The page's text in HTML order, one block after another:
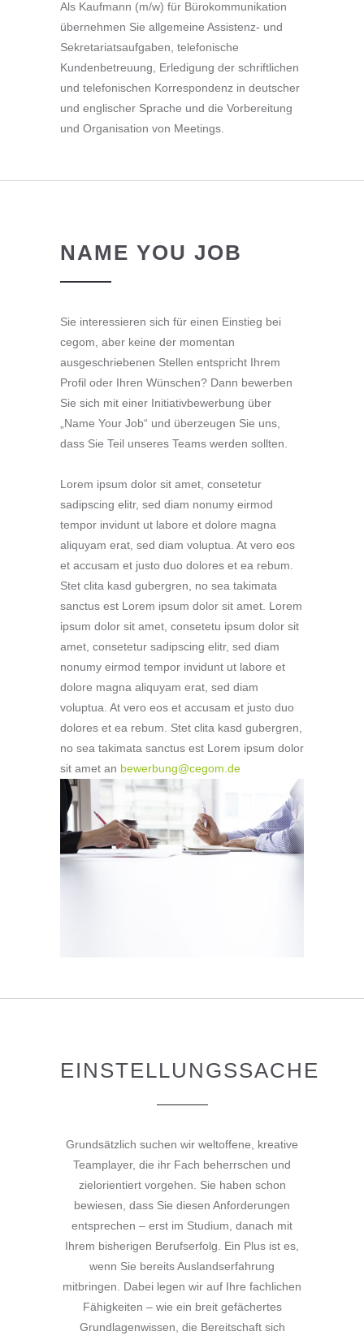
Als Kaufmann (m/w) für Bürokommunikation
übernehmen Sie allgemeine Assistenz- und
Sekretariatsaufgaben, telefonische
Kundenbetreuung, Erledigung der schriftlichen
und telefonischen Korrespondenz in deutscher
und englischer Sprache und die Vorbereitung
und Organisation von Meetings.
NAME YOU JOB
Sie interessieren sich für einen Einstieg bei
cegom, aber keine der momentan
ausgeschriebenen Stellen entspricht Ihrem
Profil oder Ihren Wünschen? Dann bewerben
Sie sich mit einer Initiativbewerbung über
„Name Your Job“ und überzeugen Sie uns,
dass Sie Teil unseres Teams werden sollten.
Lorem ipsum dolor sit amet, consetetur
sadipscing elitr, sed diam nonumy eirmod
tempor invidunt ut labore et dolore magna
aliquyam erat, sed diam voluptua. At vero eos
et accusam et justo duo dolores et ea rebum.
Stet clita kasd gubergren, no sea takimata
sanctus est Lorem ipsum dolor sit amet. Lorem
ipsum dolor sit amet, consetetu ipsum dolor sit
amet, consetetur sadipscing elitr, sed diam
nonumy eirmod tempor invidunt ut labore et
dolore magna aliquyam erat, sed diam
voluptua. At vero eos et accusam et justo duo
dolores et ea rebum. Stet clita kasd gubergren,
no sea takimata sanctus est Lorem ipsum dolor
sit amet an bewerbung@cegom.de
EINSTELLUNGSSACHE
Grundsätzlich suchen wir weltoffene, kreative
Teamplayer, die ihr Fach beherrschen und
zielorientiert vorgehen. Sie haben schon
bewiesen, dass Sie diesen Anforderungen
entsprechen – erst im Studium, danach mit
Ihrem bisherigen Berufserfolg. Ein Plus ist es,
wenn Sie bereits Auslandserfahrung
mitbringen. Dabei legen wir auf Ihre fachlichen
Fähigkeiten – wie ein breit gefächertes
Grundlagenwissen, die Bereitschaft sich